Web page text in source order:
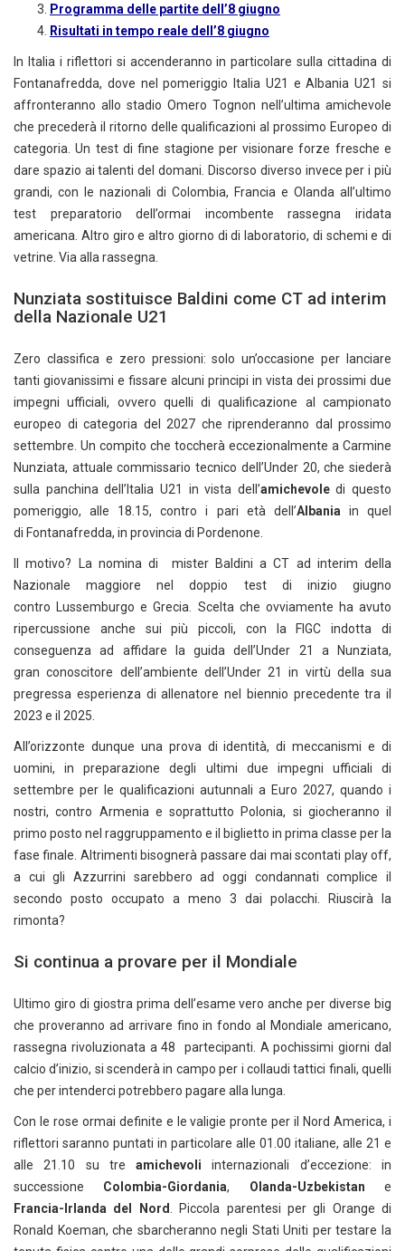
Programma delle partite dell’8 giugno
Risultati in tempo reale dell’8 giugno
In Italia i riflettori si accenderanno in particolare sulla cittadina di
Fontanafredda, dove nel pomeriggio Italia U21 e Albania U21 si
affronteranno allo stadio Omero Tognon nell’ultima amichevole
che precederà il ritorno delle qualificazioni al prossimo Europeo di
categoria. Un test di fine stagione per visionare forze fresche e
dare spazio ai talenti del domani. Discorso diverso invece per i più
grandi, con le nazionali di Colombia, Francia e Olanda all’ultimo
test preparatorio dell’ormai incombente rassegna iridata
americana. Altro giro e altro giorno di di laboratorio, di schemi e di
vetrine. Via alla rassegna.
Nunziata sostituisce Baldini come CT ad interim
della Nazionale U21
Zero classifica e zero pressioni: solo un’occasione per lanciare
tanti giovanissimi e fissare alcuni principi in vista dei prossimi due
impegni ufficiali, ovvero quelli di qualificazione al campionato
europeo di categoria del 2027 che riprenderanno dal prossimo
settembre. Un compito che toccherà eccezionalmente a Carmine
Nunziata, attuale commissario tecnico dell’Under 20, che siederà
sulla panchina dell’Italia U21 in vista dell’amichevoledi questo
pomeriggio, alle 18.15, contro i pari età dell’Albania in quel
di Fontanafredda, in provincia di Pordenone.
Il motivo? La nomina di mister Baldini a CT ad interim della
Nazionale maggiore nel doppio test di inizio giugno
contro Lussemburgo e Grecia. Scelta che ovviamente ha avuto
ripercussione anche sui più piccoli, con la FIGC indotta di
conseguenza ad affidare la guida dell’Under 21 a Nunziata,
gran conoscitore dell’ambiente dell’Under 21 in virtù della sua
pregressa esperienza di allenatore nel biennio precedente tra il
2023 e il 2025.
All’orizzonte dunque una prova di identità, di meccanismi e di
uomini, in preparazione degli ultimi due impegni ufficiali di
settembre per le qualificazioni autunnali a Euro 2027, quando i
nostri, contro Armenia e soprattutto Polonia, si giocheranno il
primo posto nel raggruppamento e il biglietto in prima classe per la
fase finale. Altrimenti bisognerà passare dai mai scontati play off,
a cui gli Azzurrini sarebbero ad oggi condannati complice il
secondo posto occupato a meno 3 dai polacchi. Riuscirà la
rimonta?
Si continua a provare per il Mondiale
Ultimo giro di giostra prima dell’esame vero anche per diverse big
che proveranno ad arrivare fino in fondo al Mondiale americano,
rassegna rivoluzionata a 48 partecipanti. A pochissimi giorni dal
calcio d’inizio, si scenderà in campo per i collaudi tattici finali, quelli
che per intenderci potrebbero pagare alla lunga.
Con le rose ormai definite e le valigie pronte per il Nord America, i
riflettori saranno puntati in particolare alle 01.00 italiane, alle 21 e
alle 21.10 su treamichevoli internazionali d’eccezione: in
successione Colombia-Giordania, Olanda-Uzbekistan e
Francia-Irlanda del Nord
. Piccola parentesi per gli Orange di
Ronald Koeman, che sbarcheranno negli Stati Uniti per testare la